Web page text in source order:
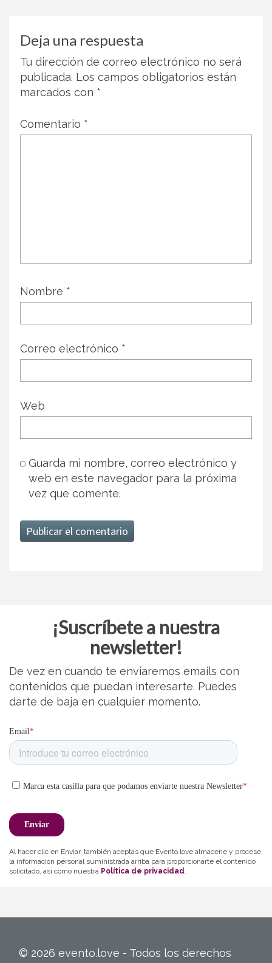
Deja una respuesta
Tu dirección de correo electrónico no será
publicada. Los campos obligatorios están
marcados con *
Comentario *
Nombre *
Correo electrónico *
Web
Guarda mi nombre, correo electrónico y
web en este navegador para la próxima
vez que comente.
¡Suscríbete a nuestra
newsletter!
De vez en cuando te enviaremos emails con
contenidos que puedan interesarte. Puedes
darte de baja en cualquier momento.
Al hacer clic en Enviar, también aceptas que Evento.love almacene y procese
la información personal suministrada arriba para proporcionarte el contenido
solicitado, así como nuestra Política de privacidad.
© 2026 evento.love - Todos los derechos